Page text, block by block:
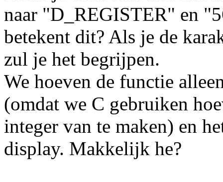
naar "D_REGISTER" en
betekent dit? Als je de
zul je het begrijpen.
We hoeven de functie
(omdat we C gebruiken
integer van te maken) en
display. Makkelijk he?